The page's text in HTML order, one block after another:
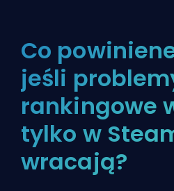
Co
jeśli
rankingowe
tylko w
wracają?